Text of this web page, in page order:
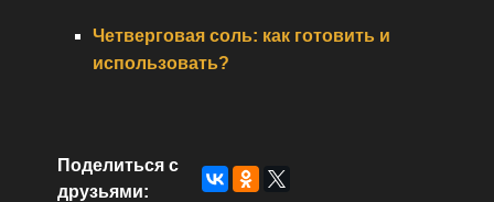
Четверговая соль: как готовить и
использовать?
Поделиться с
друзьями: